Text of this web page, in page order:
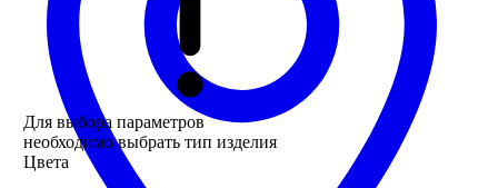
Для выбора параметров
необходимо выбрать тип изделия
Цвета